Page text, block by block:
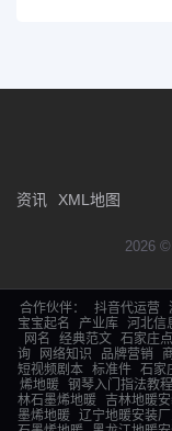
资讯 XML地图
2026
合作伙伴： 抖音代运营
宝宝起名
产业库 河北信
网名
经典范文 石家庄
询
网络知识 品牌营销
短视频剧本 标准件 石家
烯地暖 钢琴入门指法教程
林石墨烯地暖
吉林地暖
墨烯地暖 辽宁地暖安装